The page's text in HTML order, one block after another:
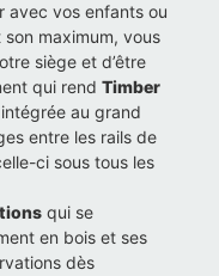
avec vos enfants ou
maximum, vous
siège et d’être
qui rendTimber
au grand
entre les rails de
ci sous tous les
qui se
en bois et ses
dès